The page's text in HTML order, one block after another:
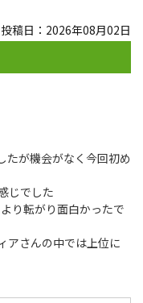
投稿日：2026年08月02日
たが機会がなく今回初め
じでした
り転がり面白かったで
アさんの中では上位に